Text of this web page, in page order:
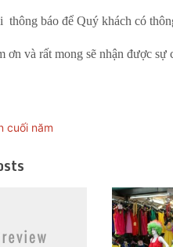
thông báo để Quý khách có
ơn và rất mong sẽ nhận được sự
cuối năm